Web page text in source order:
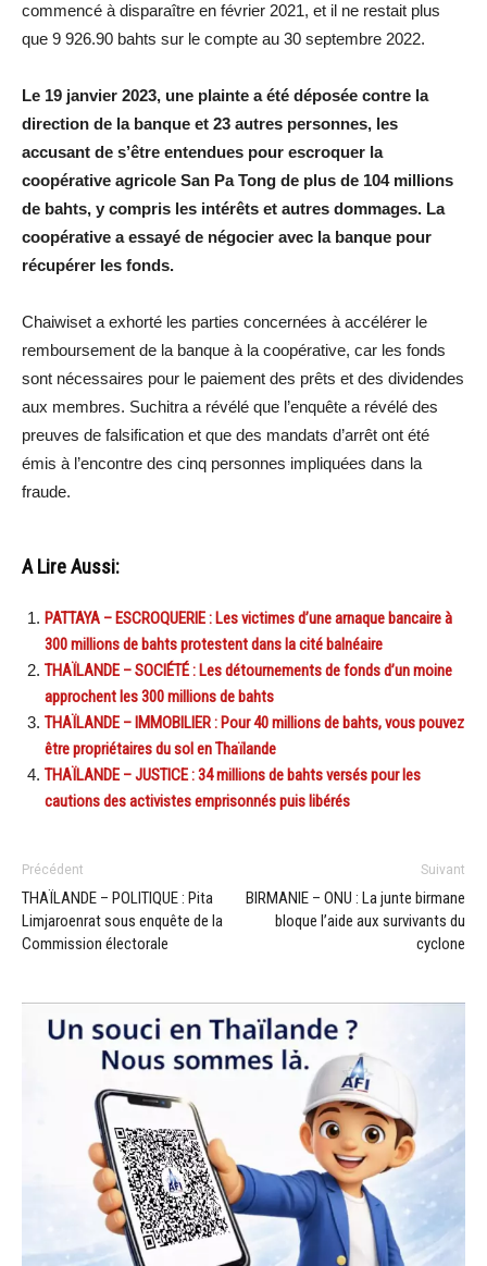
commencé à disparaître en février 2021, et il ne restait plus
que 9 926.90 bahts sur le compte au 30 septembre 2022.
Le 19 janvier 2023, une plainte a été déposée contre la
direction de la banque et 23 autres personnes, les
accusant de s’être entendues pour escroquer la
coopérative agricole San Pa Tong de plus de 104 millions
de bahts, y compris les intérêts et autres dommages. La
coopérative a essayé de négocier avec la banque pour
récupérer les fonds.
Chaiwiset a exhorté les parties concernées à accélérer le
remboursement de la banque à la coopérative, car les fonds
sont nécessaires pour le paiement des prêts et des dividendes
aux membres. Suchitra a révélé que l’enquête a révélé des
preuves de falsification et que des mandats d’arrêt ont été
émis à l’encontre des cinq personnes impliquées dans la
fraude.
A Lire Aussi:
PATTAYA – ESCROQUERIE : Les victimes d’une arnaque bancaire à
300 millions de bahts protestent dans la cité balnéaire
THAÏLANDE – SOCIÉTÉ : Les détournements de fonds d’un moine
approchent les 300 millions de bahts
THAÏLANDE – IMMOBILIER : Pour 40 millions de bahts, vous pouvez
être propriétaires du sol en Thaïlande
THAÏLANDE – JUSTICE : 34 millions de bahts versés pour les
cautions des activistes emprisonnés puis libérés
Précédent
THAÏLANDE – POLITIQUE : Pita
Limjaroenrat sous enquête de la
Commission électorale
Suivant
BIRMANIE – ONU : La junte birmane
bloque l’aide aux survivants du
cyclone